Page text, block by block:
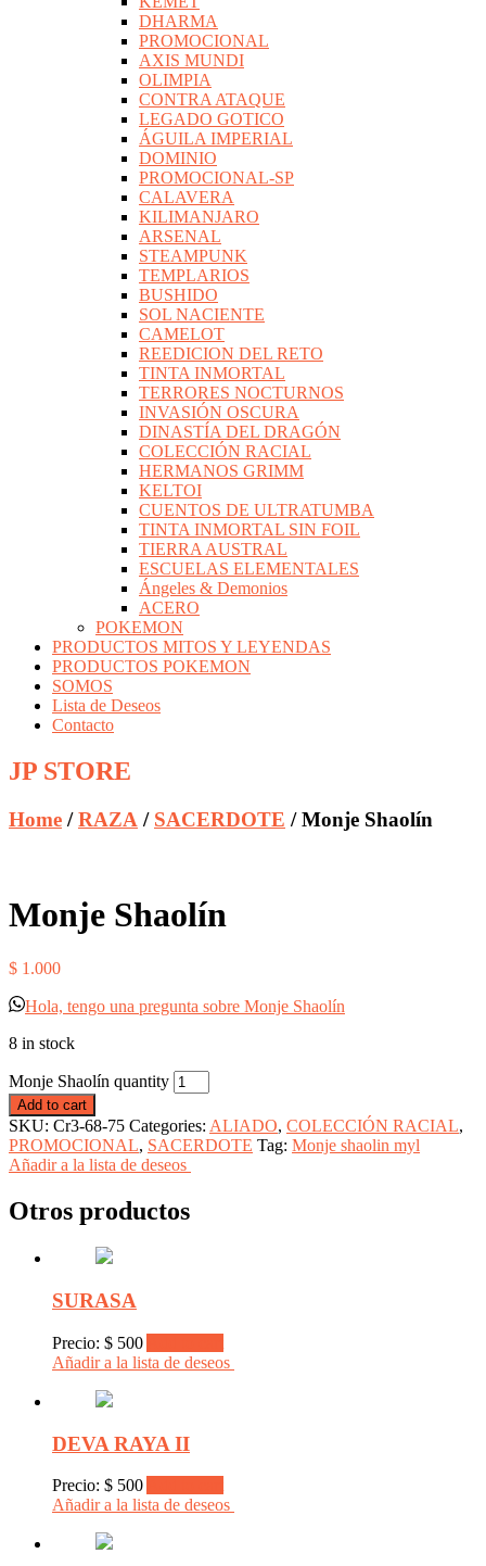
DHARMA
PROMOCIONAL
AXIS MUNDI
OLIMPIA
CONTRA ATAQUE
LEGADO GOTICO
ÁGUILA IMPERIAL
DOMINIO
PROMOCIONAL-SP
CALAVERA
KILIMANJARO
ARSENAL
STEAMPUNK
TEMPLARIOS
BUSHIDO
SOL NACIENTE
CAMELOT
REEDICION DEL RETO
TINTA INMORTAL
TERRORES NOCTURNOS
INVASIÓN OSCURA
DINASTÍA DEL DRAGÓN
COLECCIÓN RACIAL
HERMANOS GRIMM
KELTOI
CUENTOS DE ULTRATUMBA
TINTA INMORTAL SIN FOIL
TIERRA AUSTRAL
ESCUELAS ELEMENTALES
Ángeles & Demonios
ACERO
POKEMON
PRODUCTOS MITOS Y LEYENDAS
PRODUCTOS POKEMON
SOMOS
Lista de Deseos
Contacto
JP STORE
Home /RAZA / SACERDOTE / Monje Shaolín
Monje Shaolín
$ 1.000
Hola, tengo una pregunta sobre Monje Shaolín
8 in stock
Monje Shaolín quantity
Add to cart
SKU: Cr3-68-75 Categories: ALIADO, COLECCIÓN RACIAL,
PROMOCIONAL, SACERDOTE Tag: Monje shaolin myl
Añadir a la lista de deseos
Otros productos
SURASA
Precio: $ 500
Añadir a la lista de deseos
DEVA RAYA II
Precio: $ 500
Añadir a la lista de deseos